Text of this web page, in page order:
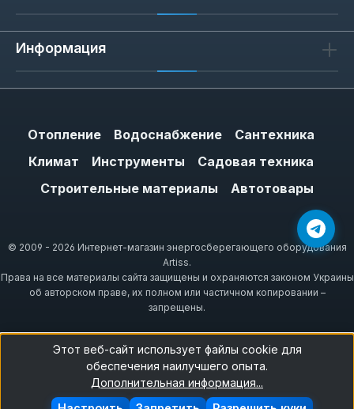
Информация
Отопление Водоснабжение
Сантехника
Климат
Инструменты
Садовая техника
Строительные материалы
Автотовары
© 2009 - 2026 Интернет-магазин энергосберегающего оборудования
Artiss.
Права на все материалы сайта защищены и охраняются законом Украины
об авторском праве, их полном или частичном копировании –
запрещены.
Этот веб-сайт использует файлы cookie для
обеспечения наилучшего опыта.
Дополнительная информация...